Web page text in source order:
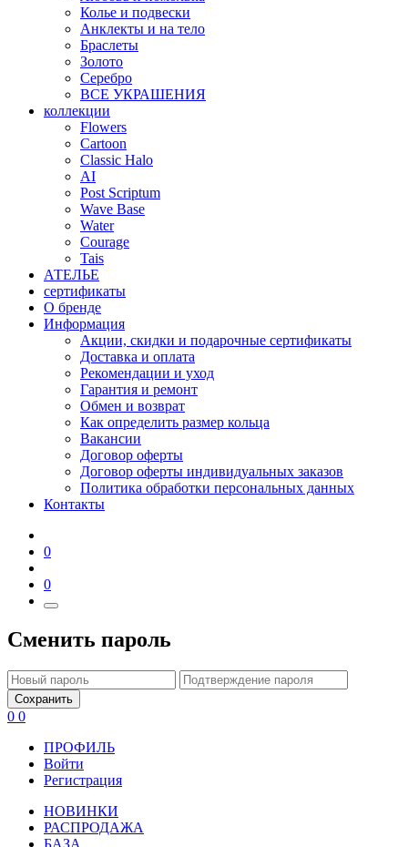
Колье и подвески
Анклекты и на тело
Браслеты
Золото
Серебро
ВСЕ УКРАШЕНИЯ
коллекции
Flowers
Cartoon
Classic Halo
AI
Post Scriptum
Wave Base
Water
Courage
Tais
АТЕЛЬЕ
сертификаты
О бренде
Информация
Акции, скидки и подарочные сертификаты
Доставка и оплата
Рекомендации и уход
Гарантия и ремонт
Обмен и возврат
Как определить размер кольца
Вакансии
Договор оферты
Договор оферты индивидуальных заказов
Политика обработки персональных данных
Контакты
0
0
Сменить пароль
Сохранить
0 0
ПРОФИЛЬ
Войти
Регистрация
НОВИНКИ
РАСПРОДАЖА
БАЗА